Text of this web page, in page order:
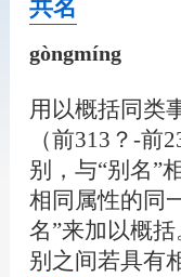
共名
gòngmíng
用以概括同类
（前313？-前
别，与“别名”
相同属性的同
名”来加以概
别之间若具有